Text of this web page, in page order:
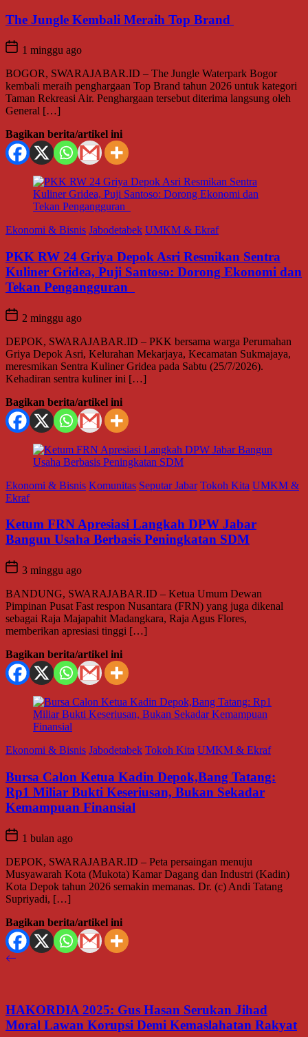
The Jungle Kembali Meraih Top Brand
1 minggu ago
BOGOR, SWARAJABAR.ID – The Jungle Waterpark Bogor
kembali meraih penghargaan Top Brand tahun 2026 untuk kategori
Taman Rekreasi Air. Penghargaan tersebut diterima langsung oleh
General […]
Bagikan berita/artikel ini
Ekonomi & Bisnis Jabodetabek UMKM & Ekraf
PKK RW 24 Griya Depok Asri Resmikan Sentra
Kuliner Gridea, Puji Santoso: Dorong Ekonomi dan
Tekan Pengangguran
2 minggu ago
DEPOK, SWARAJABAR.ID – PKK bersama warga Perumahan
Griya Depok Asri, Kelurahan Mekarjaya, Kecamatan Sukmajaya,
meresmikan Sentra Kuliner Gridea pada Sabtu (25/7/2026).
Kehadiran sentra kuliner ini […]
Bagikan berita/artikel ini
Ekonomi & Bisnis Komunitas Seputar Jabar Tokoh Kita UMKM &
Ekraf
Ketum FRN Apresiasi Langkah DPW Jabar
Bangun Usaha Berbasis Peningkatan SDM
3 minggu ago
BANDUNG, SWARAJABAR.ID – Ketua Umum Dewan
Pimpinan Pusat Fast respon Nusantara (FRN) yang juga dikenal
sebagai Raja Majapahit Madangkara, Raja Agus Flores,
memberikan apresiasi tinggi […]
Bagikan berita/artikel ini
Ekonomi & Bisnis Jabodetabek Tokoh Kita UMKM & Ekraf
Bursa Calon Ketua Kadin Depok,Bang Tatang:
Rp1 Miliar Bukti Keseriusan, Bukan Sekadar
Kemampuan Finansial
1 bulan ago
DEPOK, SWARAJABAR.ID – Peta persaingan menuju
Musyawarah Kota (Mukota) Kamar Dagang dan Industri (Kadin)
Kota Depok tahun 2026 semakin memanas. Dr. (c) Andi Tatang
Supriyadi, […]
Bagikan berita/artikel ini
HAKORDIA 2025: Gus Hasan Serukan Jihad
Moral Lawan Korupsi Demi Kemaslahatan Rakyat